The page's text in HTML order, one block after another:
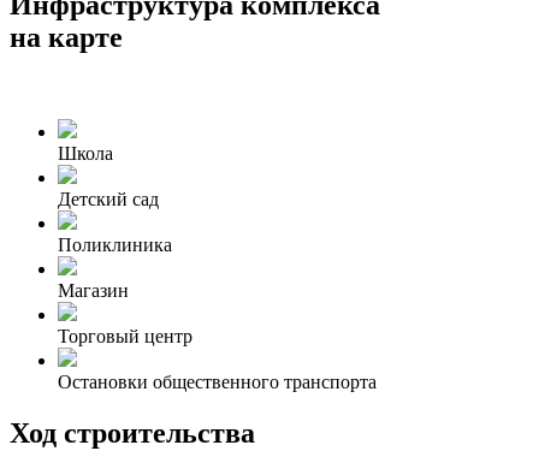
на карте
Школа
Детский сад
Поликлиника
Магазин
Торговый центр
Остановки общественного транспорта
Ход строительства